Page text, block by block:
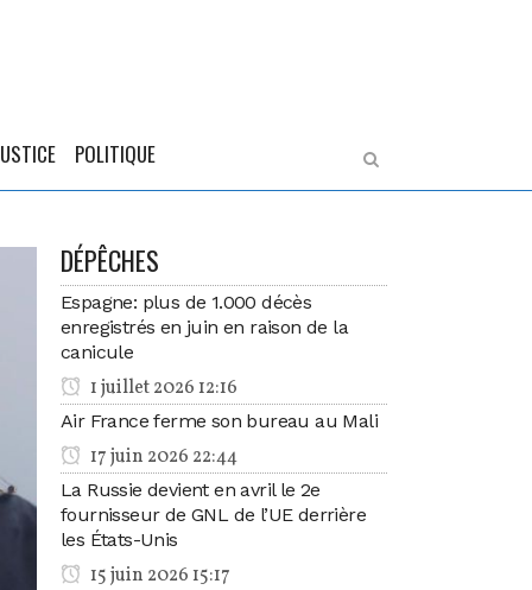
POLITIQUE
DÉPÊCHES
Espagne: plus de 1.000 décès
enregistrés en juin en raison de la
canicule
1 juillet 2026 12:16
Air France ferme son bureau au Mali
17 juin 2026 22:44
La Russie devient en avril le 2e
fournisseur de GNL de l’UE derrière
les États-Unis
15 juin 2026 15:17